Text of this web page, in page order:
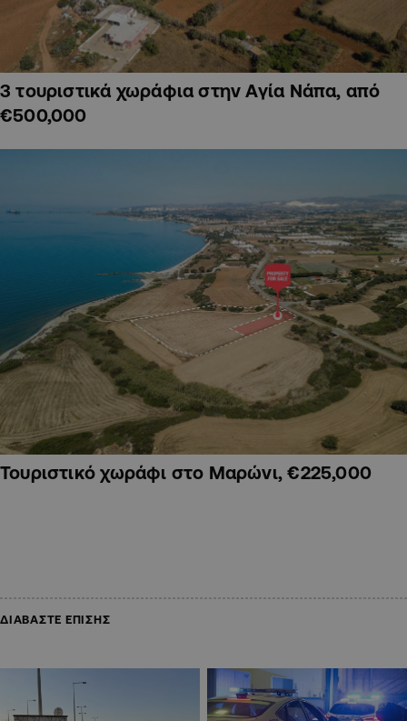
3 τουριστικά χωράφια στην Αγία Νάπα, από
€500,000
Τουριστικό χωράφι στο Μαρώνι, €225,000
ΔΙΑΒΑΣΤΕ ΕΠΙΣΗΣ